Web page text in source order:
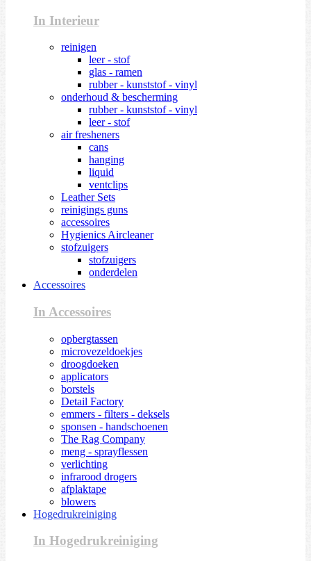
In Interieur
reinigen
leer - stof
glas - ramen
rubber - kunststof - vinyl
onderhoud & bescherming
rubber - kunststof - vinyl
leer - stof
air fresheners
cans
hanging
liquid
ventclips
Leather Sets
reinigings guns
accessoires
Hygienics Aircleaner
stofzuigers
stofzuigers
onderdelen
Accessoires
In Accessoires
opbergtassen
microvezeldoekjes
droogdoeken
applicators
borstels
Detail Factory
emmers - filters - deksels
sponsen - handschoenen
The Rag Company
meng - sprayflessen
verlichting
infrarood drogers
afplaktape
blowers
Hogedrukreiniging
In Hogedrukreiniging